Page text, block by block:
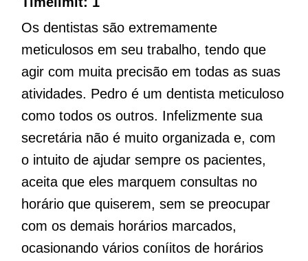
Os dentistas são extremamente
meticulosos em seu trabalho, tendo que
agir com muita precisão em todas as suas
atividades. Pedro é um dentista meticuloso
como todos os outros. Infelizmente sua
secretária não é muito organizada e, com
o intuito de ajudar sempre os pacientes,
aceita que eles marquem consultas no
horário que quiserem, sem se preocupar
com os demais horários marcados,
ocasionando vários coníitos de horários